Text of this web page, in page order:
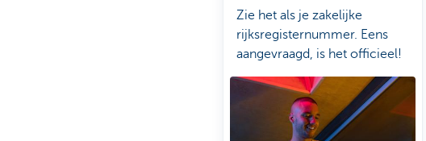
Zie het als je zakelijke
rijksregisternummer. Eens
aangevraagd, is het officieel!